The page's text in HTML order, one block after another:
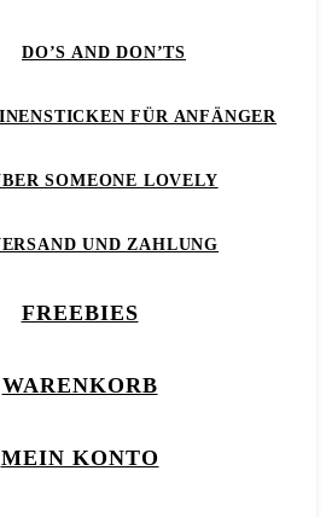
DO’S AND DON’TS
FÜR ANFÄNGER
SOMEONE LOVELY
UND ZAHLUNG
FREEBIES
WARENKORB
MEIN KONTO